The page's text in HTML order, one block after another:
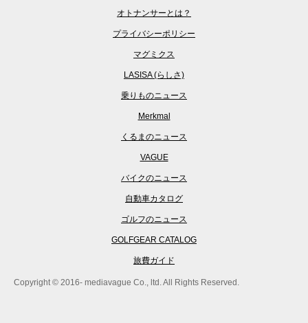
オトナンサーとは？
プライバシーポリシー
マグミクス
LASISA (らしさ)
乗りものニュース
Merkmal
くるまのニュース
VAGUE
バイクのニュース
自動車カタログ
ゴルフのニュース
GOLFGEAR CATALOG
旅費ガイド
Copyright © 2016- mediavague Co., ltd. All Rights Reserved.